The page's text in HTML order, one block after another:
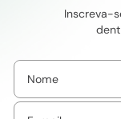
Inscreva-